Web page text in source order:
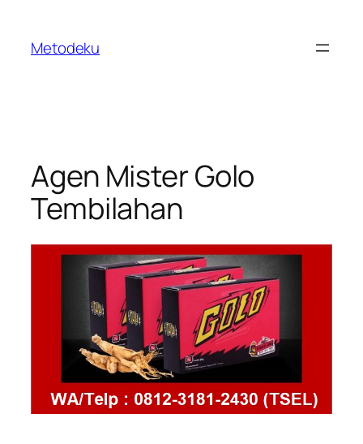
content
Metodeku
Agen Mister Golo
Tembilahan